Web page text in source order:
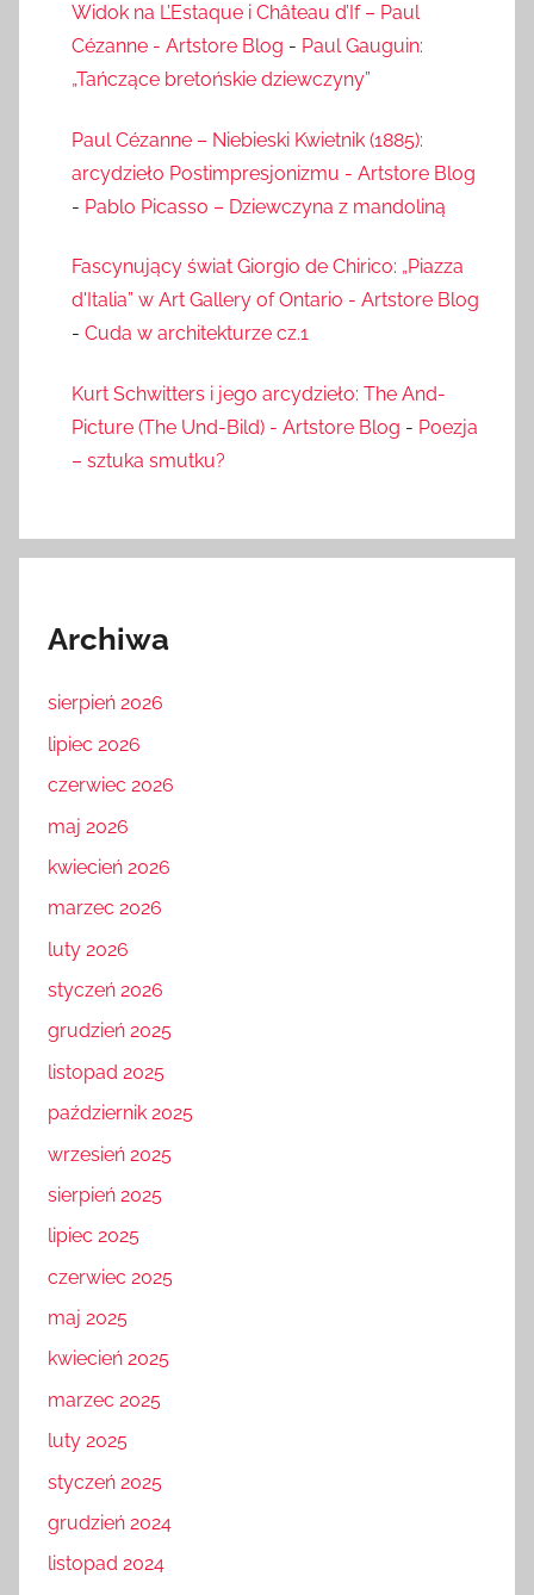
Widok na L’Estaque i Château d’If – Paul
Cézanne - Artstore Blog - Paul Gauguin:
„Tańczące bretońskie dziewczyny”
Paul Cézanne – Niebieski Kwietnik (1885):
arcydzieło Postimpresjonizmu - Artstore Blog
- Pablo Picasso – Dziewczyna z mandoliną
Fascynujący świat Giorgio de Chirico: „Piazza
d'Italia” w Art Gallery of Ontario - Artstore Blog
- Cuda w architekturze cz.1
Kurt Schwitters i jego arcydzieło: The And-
Picture (The Und-Bild) - Artstore Blog - Poezja
– sztuka smutku?
Archiwa
sierpień 2026
lipiec 2026
czerwiec 2026
maj 2026
kwiecień 2026
marzec 2026
luty 2026
styczeń 2026
grudzień 2025
listopad 2025
październik 2025
wrzesień 2025
sierpień 2025
lipiec 2025
czerwiec 2025
maj 2025
kwiecień 2025
marzec 2025
luty 2025
styczeń 2025
grudzień 2024
listopad 2024